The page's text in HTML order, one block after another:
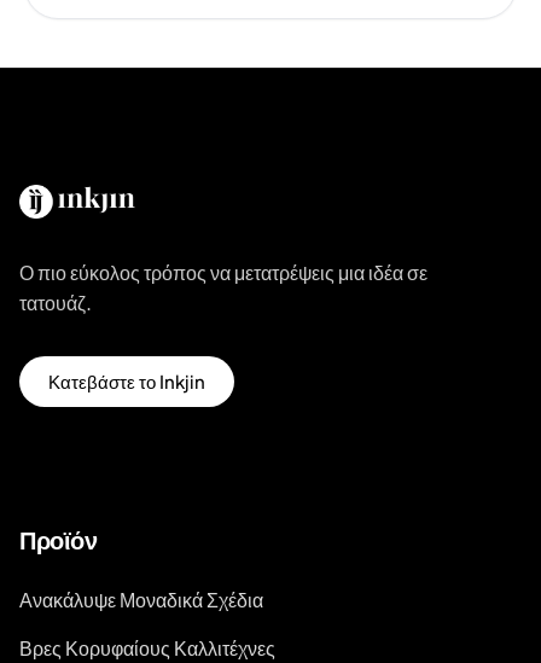
Ο πιο εύκολος τρόπος να μετατρέψεις μια ιδέα σε
τατουάζ.
Κατεβάστε το Inkjin
Προϊόν
Ανακάλυψε Μοναδικά Σχέδια
Βρες Κορυφαίους Καλλιτέχνες